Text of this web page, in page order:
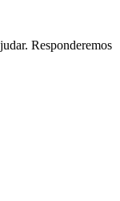
Responderemos